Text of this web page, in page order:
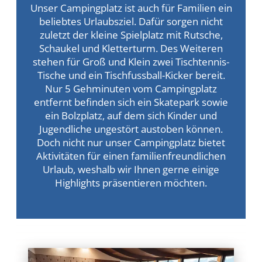
Unser Campingplatz ist auch für Familien ein
beliebtes Urlaubsziel. Dafür sorgen nicht
zuletzt der kleine Spielplatz mit Rutsche,
Schaukel und Kletterturm. Des Weiteren
stehen für Groß und Klein zwei Tischtennis-
Tische und ein Tischfussball-Kicker bereit.
Nur 5 Gehminuten vom Campingplatz
entfernt befinden sich ein Skatepark sowie
ein Bolzplatz, auf dem sich Kinder und
Jugendliche ungestört austoben können.
Doch nicht nur unser Campingplatz bietet
Aktivitäten für einen familienfreundlichen
Urlaub, weshalb wir Ihnen gerne einige
Highlights präsentieren möchten.